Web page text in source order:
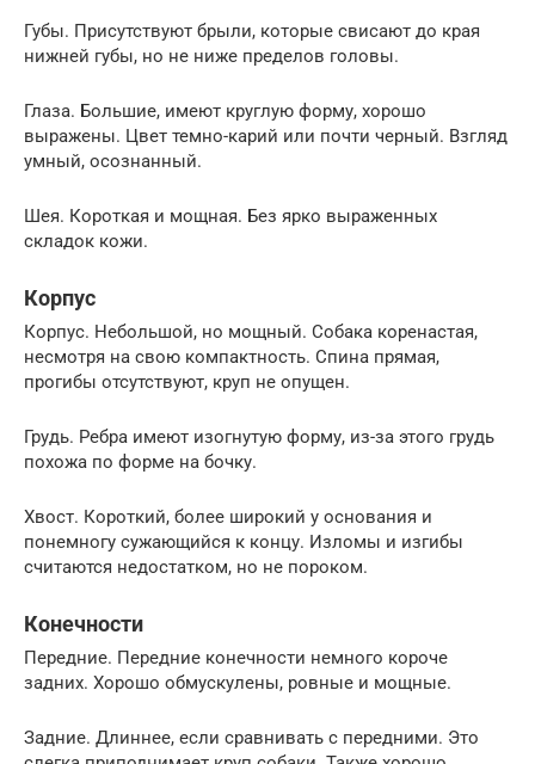
Губы. Присутствуют брыли, которые свисают до края
нижней губы, но не ниже пределов головы.
Глаза. Большие, имеют круглую форму, хорошо
выражены. Цвет темно-карий или почти черный. Взгляд
умный, осознанный.
Шея. Короткая и мощная. Без ярко выраженных
складок кожи.
Корпус
Корпус. Небольшой, но мощный. Собака коренастая,
несмотря на свою компактность. Спина прямая,
прогибы отсутствуют, круп не опущен.
Грудь. Ребра имеют изогнутую форму, из-за этого грудь
похожа по форме на бочку.
Хвост. Короткий, более широкий у основания и
понемногу сужающийся к концу. Изломы и изгибы
считаются недостатком, но не пороком.
Конечности
Передние. Передние конечности немного короче
задних. Хорошо обмускулены, ровные и мощные.
Задние. Длиннее, если сравнивать с передними. Это